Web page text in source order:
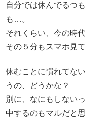
自分では休んでるつ
も…。
それくらい、今の時
その５分もスマホ見
休むことに慣れてな
うの、どうかな？
別に、なにもしない
中するのもマルだと思